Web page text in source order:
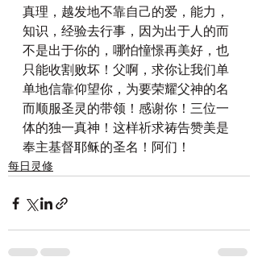
真理，越发地不靠自己的爱，能力，
知识，经验去行事，因为出于人的而
不是出于你的，哪怕憧憬再美好，也
只能收割败坏！父啊，求你让我们单
单地信靠仰望你，为要荣耀父神的名
而顺服圣灵的带领！感谢你！三位一
体的独一真神！这样祈求祷告赞美是
奉主基督耶稣的圣名！阿们！
每日灵修